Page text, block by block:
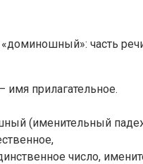
часть
прилагательное.
(именительный
число,